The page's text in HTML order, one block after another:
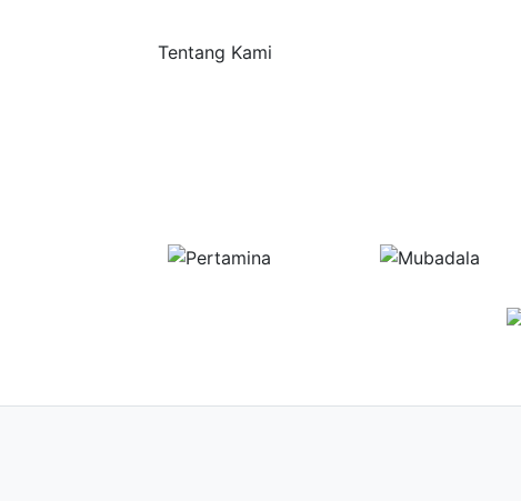
Tentang Kami